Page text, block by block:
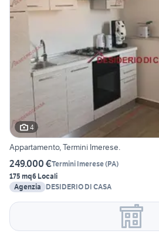
4
Appartamento, Termini Imerese.
249.000 €Termini Imerese(PA)
175 mq6 Locali
Agenzia
DESIDERIO DI CASA